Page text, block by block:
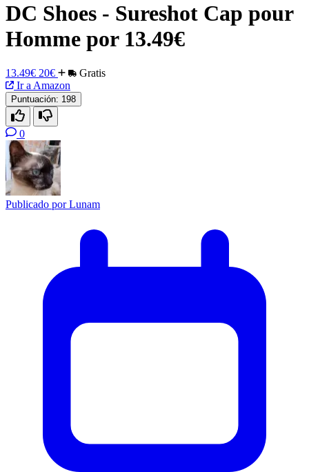
DC Shoes - Sureshot Cap pour
Homme por 13.49€
13.49€ 20€
Gratis
Ir a Amazon
Puntuación: 198
0
Publicado porLunam